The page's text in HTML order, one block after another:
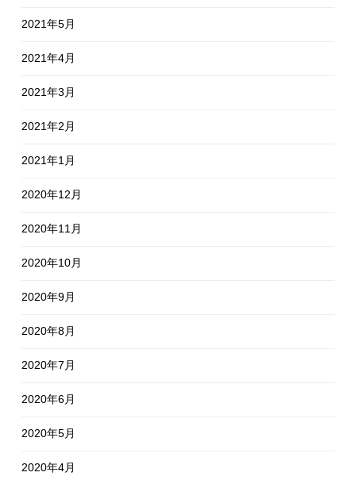
2021年5月
2021年4月
2021年3月
2021年2月
2021年1月
2020年12月
2020年11月
2020年10月
2020年9月
2020年8月
2020年7月
2020年6月
2020年5月
2020年4月